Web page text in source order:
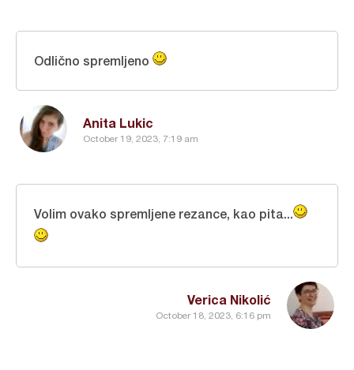
Anita Lukic
October 19, 2023, 7:19 am
Odlično spremljeno
Verica Nikolić
October 18, 2023, 6:16 pm
Volim ovako spremljene rezance, kao pita...